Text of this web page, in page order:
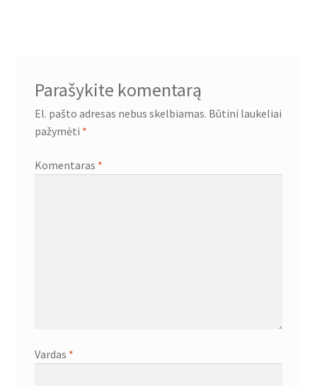
Parašykite komentarą
El. pašto adresas nebus skelbiamas. Būtini laukeliai
pažymėti *
Komentaras *
Vardas *